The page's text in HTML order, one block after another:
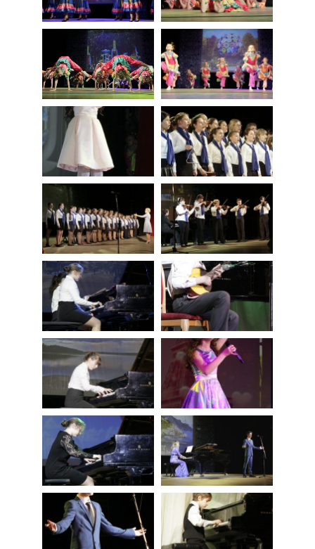
ОТЧЕТНЫЙ КОНЦЕРТ 2018 ГОД «ИДЕТ РЕБЕНОК
КОНЦЕРТ ОБРАЗЦОВОЙ ДЕТСКОЙ ЭСТРАДНО-
ВОКАЛЬНОЙ СТУДИИ «ФАНТАЗЕРЫ» 2017 ГОД
ОТЧЕТНЫЙ КОНЦЕРТ 2017 ГОДА «КРАСОТА
СПАСЕТ МИР»
ОТЧЕТНЫЙ КОНЦЕРТ 2016 «Я СЕБЯ НЕ МЫСЛЮ
БЕЗ РОССИИ»
ЮБИЛЕЙНЫЙ ОТЧЕТНЫЙ КОНЦЕРТ 2015 ГОДА.
«ДАРИТЕ МУЗЫКУ ДРУГ ДРУГУ!»
ВСЕ НА СВЕТЕ МУЗЫКА ОТЧЕТНЫЙ КОНЦЕРТ
2014 Г.
ОГНИ БОЛЬШОГО ГОРОДА
ВЗМАХНИ КРЫЛАМИ РУСЬ ОТЧЕТНЫЙ КОНЦЕРТ
ОТЧЕТНЫЙ КОНЦЕРТ 2012
ОТЧЕТНЫЙ КОНЦЕРТ 2010 ГОДА